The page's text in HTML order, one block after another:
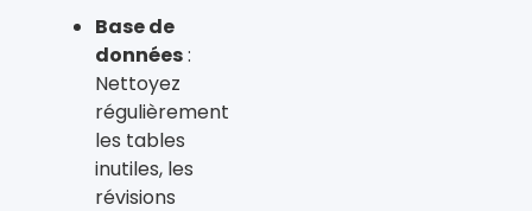
Base de
données:
Nettoyez
régulièrement
les tables
inutiles, les
révisions